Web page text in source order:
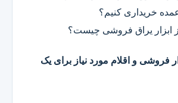
فروشی و اقلام مورد نیاز برای یک